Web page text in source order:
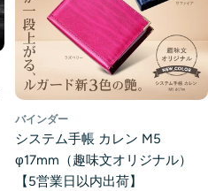
バインダー
システム手帳 カレン M5
φ17mm（趣味文オリジナル）
【5営業日以内出荷】